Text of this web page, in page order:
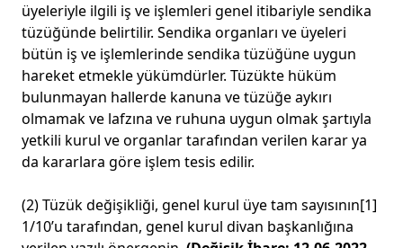
üyeleriyle ilgili iş ve işlemleri genel itibariyle sendika
tüzüğünde belirtilir. Sendika organları ve üyeleri
bütün iş ve işlemlerinde sendika tüzüğüne uygun
hareket etmekle yükümdürler. Tüzükte hüküm
bulunmayan hallerde kanuna ve tüzüğe aykırı
olmamak ve lafzına ve ruhuna uygun olmak şartıyla
yetkili kurul ve organlar tarafından verilen karar ya
da kararlara göre işlem tesis edilir.
(2) Tüzük değişikliği, genel kurul üye tam sayısının[1]
1/10’u tarafından, genel kurul divan başkanlığına